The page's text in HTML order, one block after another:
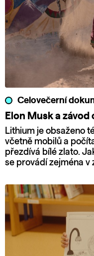
Celovečerní
Elon Musk a
Lithium je obsaženo
včetně mobilů a
přezdívá bílé zlato.
se provádí zejména v